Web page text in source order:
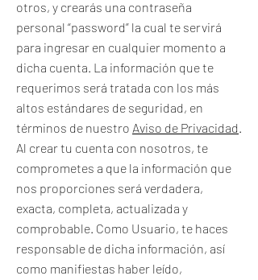
otros, y crearás una contraseña
personal “password” la cual te servirá
para ingresar en cualquier momento a
dicha cuenta. La información que te
requerimos será tratada con los más
altos estándares de seguridad, en
términos de nuestro Aviso de Privacidad.
Al crear tu cuenta con nosotros, te
comprometes a que la información que
nos proporciones será verdadera,
exacta, completa, actualizada y
comprobable. Como Usuario, te haces
responsable de dicha información, así
como manifiestas haber leído,